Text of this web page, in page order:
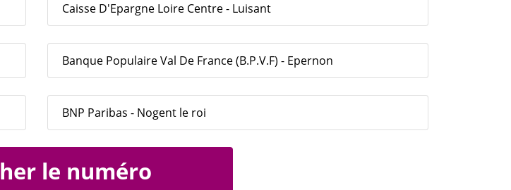
Caisse D'Epargne Loire Centre - Luisant
Banque Populaire Val De France (B.P.V.F) - Epernon
BNP Paribas - Nogent le roi
le numéro